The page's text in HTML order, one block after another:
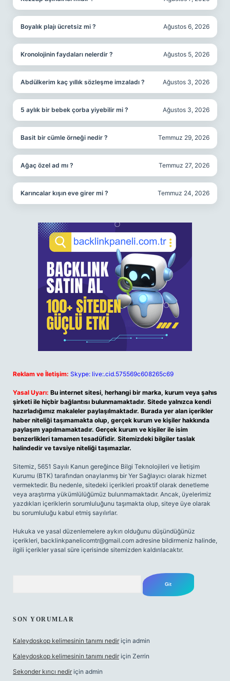
Boyalık plajı ücretsiz mi ? Ağustos 6, 2026
Kronolojinin faydaları nelerdir ? Ağustos 5, 2026
Abdülkerim kaç yıllık sözleşme imzaladı ? Ağustos 3, 2026
5 aylık bir bebek çorba yiyebilir mi ? Ağustos 3, 2026
Basit bir cümle örneği nedir ? Temmuz 29, 2026
Ağaç özel ad mı ? Temmuz 27, 2026
Karıncalar kışın eve girer mi ? Temmuz 24, 2026
Reklam ve İletişim: Skype: live:.cid.575569c608265c69
Yasal Uyarı: Bu internet sitesi, herhangi bir marka, kurum veya şahıs
şirketi ile hiçbir bağlantısı bulunmamaktadır. Sitede yalnızca kendi
hazırladığımız makaleler paylaşılmaktadır. Burada yer alan içerikler
haber niteliği taşımamakta olup, gerçek kurum ve kişiler hakkında
paylaşım yapılmamaktadır. Gerçek kurum ve kişiler ile isim
benzerlikleri tamamen tesadüfidir. Sitemizdeki bilgiler taslak
halindedir ve tavsiye niteliği taşımazlar.
Sitemiz, 5651 Sayılı Kanun gereğince Bilgi Teknolojileri ve İletişim
Kurumu (BTK) tarafından onaylanmış bir Yer Sağlayıcı olarak hizmet
vermektedir. Bu nedenle, sitedeki içerikleri proaktif olarak denetleme
veya araştırma yükümlülüğümüz bulunmamaktadır. Ancak, üyelerimiz
yazdıkları içeriklerin sorumluluğunu taşımakta olup, siteye üye olarak
bu sorumluluğu kabul etmiş sayılırlar.
Hukuka ve yasal düzenlemelere aykırı olduğunu düşündüğünüz
içerikleri, backlinkpanelicomtr@gmail.com adresine bildirmeniz halinde,
ilgili içerikler yasal süre içerisinde sitemizden kaldırılacaktır.
SON YORUMLAR
Kaleydoskop kelimesinin tanımı nedir için admin
Kaleydoskop kelimesinin tanımı nedir için Zerrin
Sekonder kırıcı nedir için admin